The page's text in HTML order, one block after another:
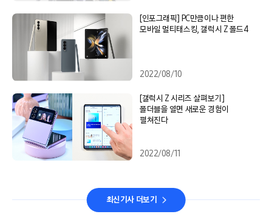
[인포그래픽] PC만큼이나 편한
모바일 멀티태스킹, 갤럭시 Z 폴드4
2022/08/10
[갤럭시 Z 시리즈 살펴보기]
폴더블을 열면 새로운 경험이
펼쳐진다
2022/08/11
최신기사 더보기